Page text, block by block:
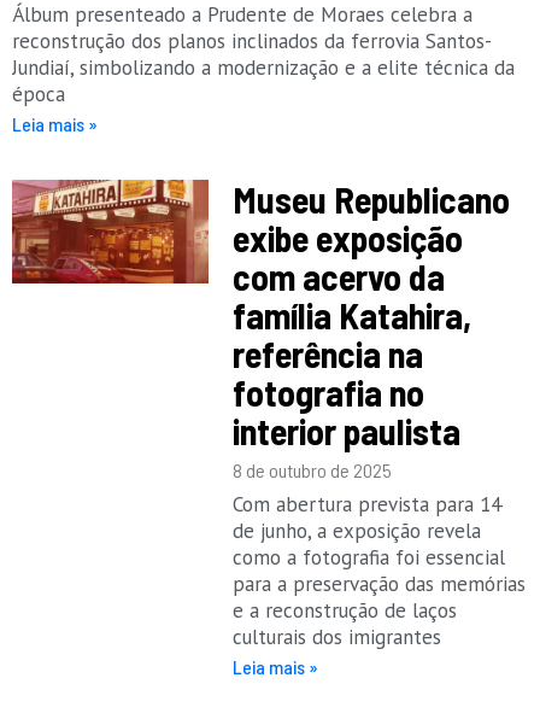
Álbum presenteado a Prudente de Moraes celebra a
reconstrução dos planos inclinados da ferrovia Santos-
Jundiaí, simbolizando a modernização e a elite técnica da
época
Leia mais »
Museu Republicano
exibe exposição
com acervo da
família Katahira,
referência na
fotografia no
interior paulista
8 de outubro de 2025
Com abertura prevista para 14
de junho, a exposição revela
como a fotografia foi essencial
para a preservação das memórias
e a reconstrução de laços
culturais dos imigrantes
Leia mais »